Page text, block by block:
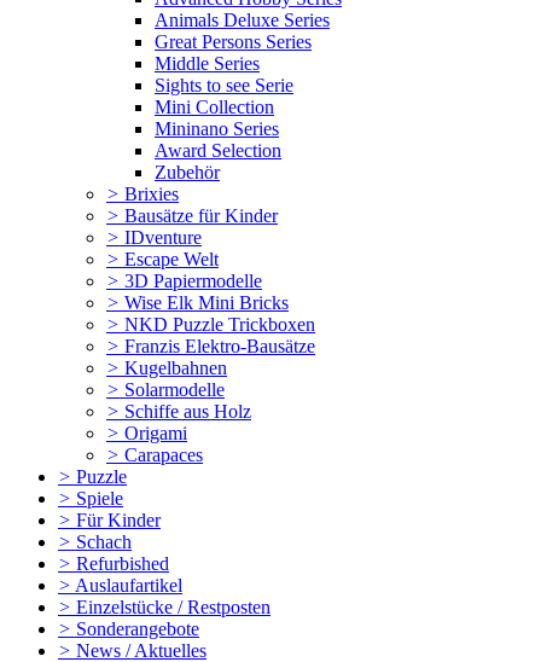
Animals Deluxe Series
Great Persons Series
Middle Series
Sights to see Serie
Mini Collection
Mininano Series
Award Selection
Zubehör
> Brixies
> Bausätze für Kinder
> IDventure
> Escape Welt
> 3D Papiermodelle
> Wise Elk Mini Bricks
> NKD Puzzle Trickboxen
> Franzis Elektro-Bausätze
> Kugelbahnen
> Solarmodelle
> Schiffe aus Holz
> Origami
> Carapaces
> Puzzle
> Spiele
> Für Kinder
> Schach
> Refurbished
> Auslaufartikel
> Einzelstücke / Restposten
> Sonderangebote
> News / Aktuelles